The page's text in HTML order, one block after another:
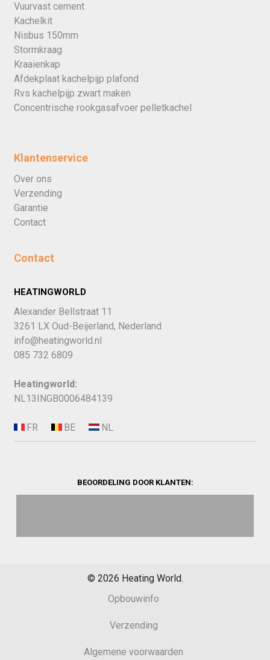
Vuurvast cement
Kachelkit
Nisbus 150mm
Stormkraag
Kraaienkap
Afdekplaat kachelpijp plafond
Rvs kachelpijp zwart maken
Concentrische rookgasafvoer pelletkachel
Klantenservice
Over ons
Verzending
Garantie
Contact
Contact
HEATINGWORLD
Alexander Bellstraat 11
3261 LX Oud-Beijerland, Nederland
info@heatingworld.nl
085 732 6809
Heatingworld:
NL13INGB0006484139
BEOORDELING DOOR KLANTEN:
© 2026 Heating World.
Opbouwinfo
Verzending
Algemene voorwaarden